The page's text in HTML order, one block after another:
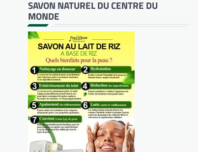
SAVON NATUREL DU CENTRE DU
MONDE